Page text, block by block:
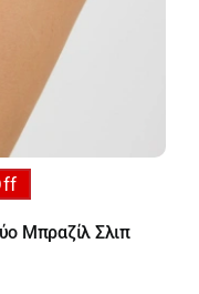
Μπραζίλ Σλιπ